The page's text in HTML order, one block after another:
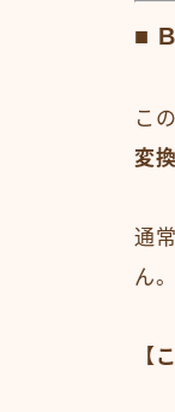
■
こ
変
通
ん
【